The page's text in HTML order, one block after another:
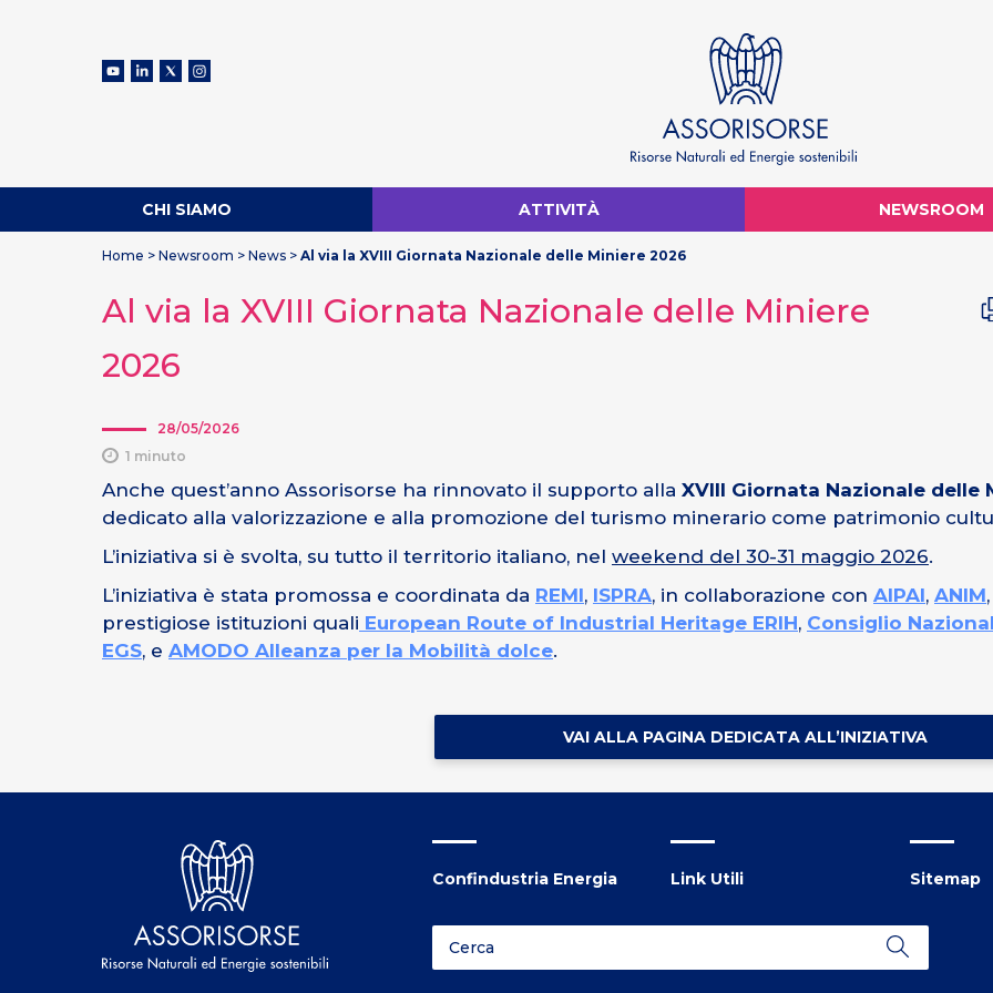
CHI SIAMO ATTIVITÀ NEWSROOM
Home > Newsroom > News > Al via la XVIII Giornata Nazionale delle Miniere 2026
Al via la XVIII Giornata Nazionale delle Miniere
2026
28/05/2026
1 minuto
Anche quest’anno Assorisorse ha rinnovato il supporto alla XVIII Giornata Nazionale delle
dedicato alla valorizzazione e alla promozione del turismo minerario come patrimonio
L’iniziativa si è svolta, su tutto il territorio italiano, nel weekend del 30-31 maggio 2026.
L’iniziativa è stata promossa e coordinata da REMI, ISPRA, in collaborazione con AIPAI, ANIM
prestigiose istituzioni quali European Route of Industrial Heritage ERIH, Consiglio
EGS, e AMODO Alleanza per la Mobilità dolce.
VAI ALLA PAGINA DEDICATA ALL’INIZIATIVA
Confindustria Energia Link Utili Sitemap